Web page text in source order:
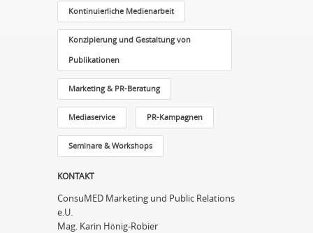
Kontinuierliche Medienarbeit
Konzipierung und Gestaltung von
Publikationen
Marketing & PR-Beratung
Mediaservice PR-Kampagnen
Seminare & Workshops
KONTAKT
ConsuMED Marketing und Public Relations
e.U.
Mag. Karin Hönig-Robier